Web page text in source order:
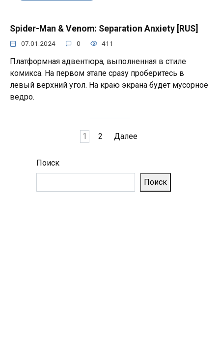
Spider-Man & Venom: Separation Anxiety [RUS]
07.01.2024 0 411
Платформная адвентюра, выполненная в стиле
комикса. На первом этапе сразу проберитесь в
левый верхний угол. На краю экрана будет мусорное
ведро.
1 2 Далее
Поиск
Поиск